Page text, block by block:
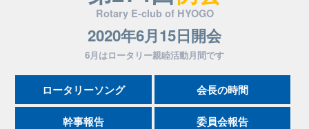
Rotary E-club of HYOGO
2020年6月15日開会
6月はロータリー親睦活動月間です
ロータリーソング 会長の時間
幹事報告 委員会報告